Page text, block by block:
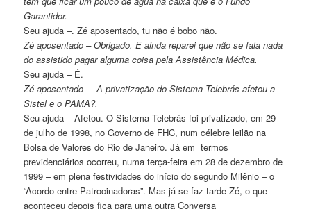
Garantidor.
Seu ajuda –. Zé aposentado, tu não é bobo não.
Zé aposentado – Obrigado. E ainda reparei que não se fala nada
do assistido pagar alguma coisa pela Assistência Médica.
Seu ajuda – É.
Zé aposentado – A privatização do Sistema Telebrás afetou a
Sistel e o PAMA?,
Seu ajuda – Afetou. O Sistema Telebrás foi privatizado, em 29
de julho de 1998, no Governo de FHC, num célebre leilão na
Bolsa de Valores do Rio de Janeiro. Já em termos
previdenciários ocorreu, numa terça-feira em 28 de dezembro de
1999 – em plena festividades do início do segundo Milênio – o
“Acordo entre Patrocinadoras”. Mas já se faz tarde Zé, o que
aconteceu depois fica para uma outra Conversa